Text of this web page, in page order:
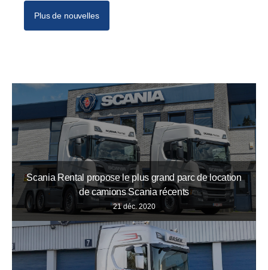
Plus de nouvelles
Scania Rental propose le plus grand parc de location
de camions Scania récents
21 déc. 2020